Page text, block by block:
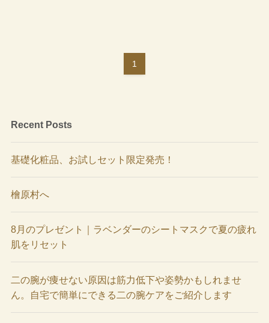
1
Recent Posts
基礎化粧品、お試しセット限定発売！
檜原村へ
8月のプレゼント｜ラベンダーのシートマスクで夏の疲れ
肌をリセット
二の腕が痩せない原因は筋力低下や姿勢かもしれませ
ん。自宅で簡単にできる二の腕ケアをご紹介します